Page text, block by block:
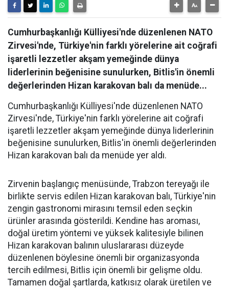
Cumhurbaşkanlığı Külliyesi'nde düzenlenen NATO
Zirvesi'nde, Türkiye'nin farklı yörelerine ait coğrafi
işaretli lezzetler akşam yemeğinde dünya
liderlerinin beğenisine sunulurken, Bitlis'in önemli
değerlerinden Hizan karakovan balı da menüde...
Cumhurbaşkanlığı Külliyesi'nde düzenlenen NATO
Zirvesi'nde, Türkiye'nin farklı yörelerine ait coğrafi
işaretli lezzetler akşam yemeğinde dünya liderlerinin
beğenisine sunulurken, Bitlis'in önemli değerlerinden
Hizan karakovan balı da menüde yer aldı.
Zirvenin başlangıç menüsünde, Trabzon tereyağı ile
birlikte servis edilen Hizan karakovan balı, Türkiye'nin
zengin gastronomi mirasını temsil eden seçkin
ürünler arasında gösterildi. Kendine has aroması,
doğal üretim yöntemi ve yüksek kalitesiyle bilinen
Hizan karakovan balının uluslararası düzeyde
düzenlenen böylesine önemli bir organizasyonda
tercih edilmesi, Bitlis için önemli bir gelişme oldu.
Tamamen doğal şartlarda, katkısız olarak üretilen ve